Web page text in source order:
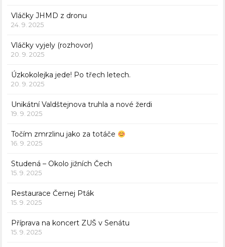
Vláčky JHMD z dronu
24. 9. 2025
Vláčky vyjely (rozhovor)
20. 9. 2025
Úzkokolejka jede! Po třech letech.
20. 9. 2025
Unikátní Valdštejnova truhla a nové žerdi
19. 9. 2025
Točím zmrzlinu jako za totáče
16. 9. 2025
Studená – Okolo jižních Čech
15. 9. 2025
Restaurace Černej Pták
15. 9. 2025
Příprava na koncert ZUŠ v Senátu
15. 9. 2025